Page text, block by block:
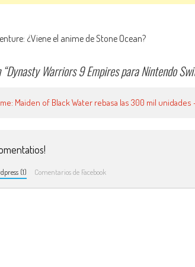
de entradas
¿Viene el anime de Stone Ocean?
Dynasty Warriors 9 Empires para Nintendo
Maiden of Black Water rebasa las 300 mil
(1) Comentarios de Facebook